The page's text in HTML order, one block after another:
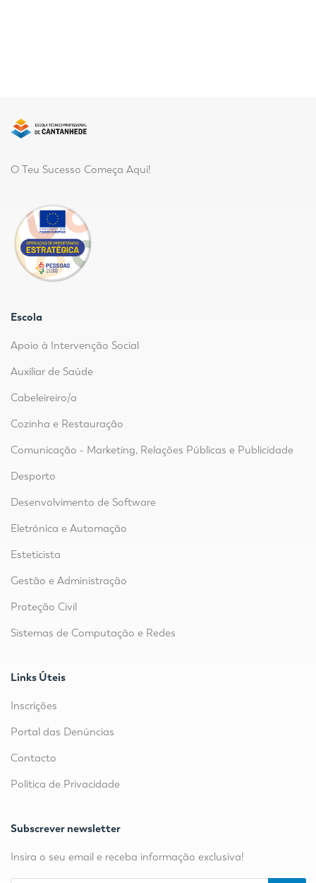
O Teu Sucesso Começa Aqui!
Escola
Apoio à Intervenção Social
Auxiliar de Saúde
Cabeleireiro/a
Cozinha e Restauração
Comunicação - Marketing, Relações Públicas e Publicidade
Desporto
Desenvolvimento de Software
Eletrónica e Automação
Esteticista
Gestão e Administração
Proteção Civil
Sistemas de Computação e Redes
Links Úteis
Inscrições
Portal das Denúncias
Contacto
Política de Privacidade
Subscrever newsletter
Insira o seu email e receba informação exclusiva!